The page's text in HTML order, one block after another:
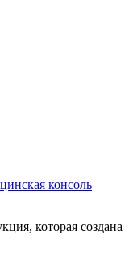
консоль
которая создана